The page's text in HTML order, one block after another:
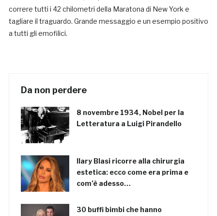
correre tutti i 42 chilometri della Maratona di New York e
tagliare il traguardo. Grande messaggio e un esempio positivo
a tutti gli emofilici.
Da non perdere
8 novembre 1934, Nobel per la
Letteratura a Luigi Pirandello
Ilary Blasi ricorre alla chirurgia
estetica: ecco come era prima e
com’è adesso…
30 buffi bimbi che hanno